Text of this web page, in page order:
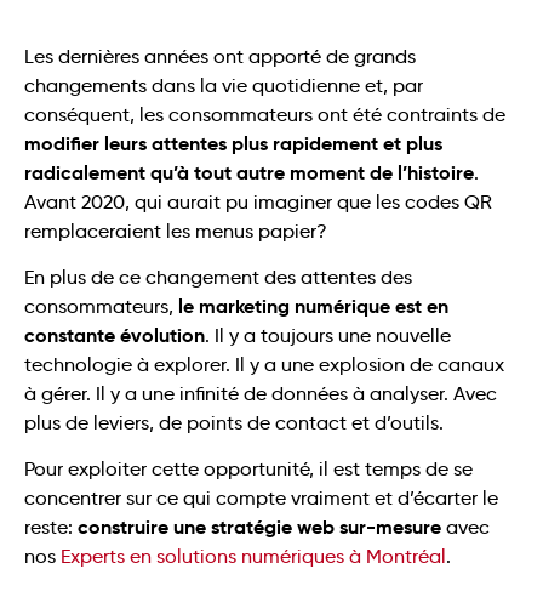
Les dernières années ont apporté de grands
changements dans la vie quotidienne et, par
conséquent, les consommateurs ont été contraints de
modifier leurs attentes plus rapidement et plus
radicalement qu’à tout autre moment de l’histoire.
Avant 2020, qui aurait pu imaginer que les codes QR
remplaceraient les menus papier?
En plus de ce changement des attentes des
consommateurs, le marketing numérique est en
constante évolution. Il y a toujours une nouvelle
technologie à explorer. Il y a une explosion de canaux
à gérer. Il y a une infinité de données à analyser. Avec
plus de leviers, de points de contact et d’outils.
Pour exploiter cette opportunité, il est temps de se
concentrer sur ce qui compte vraiment et d’écarter le
reste: construire une stratégie web sur-mesure avec
nos Experts en solutions numériques à Montréal .